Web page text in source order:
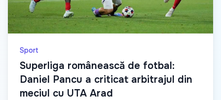
Sport
Superliga românească de fotbal:
Daniel Pancu a criticat arbitrajul din
meciul cu UTA Arad